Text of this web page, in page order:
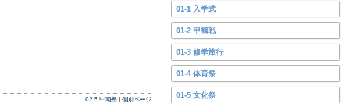
02-5 甲南塾 | 個別ページ
01-1 入学式
01-2 甲鶴戦
01-3 修学旅行
01-4 体育祭
01-5 文化祭